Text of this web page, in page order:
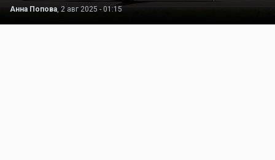
Анна Попова, 2 авг 2025 - 01:15